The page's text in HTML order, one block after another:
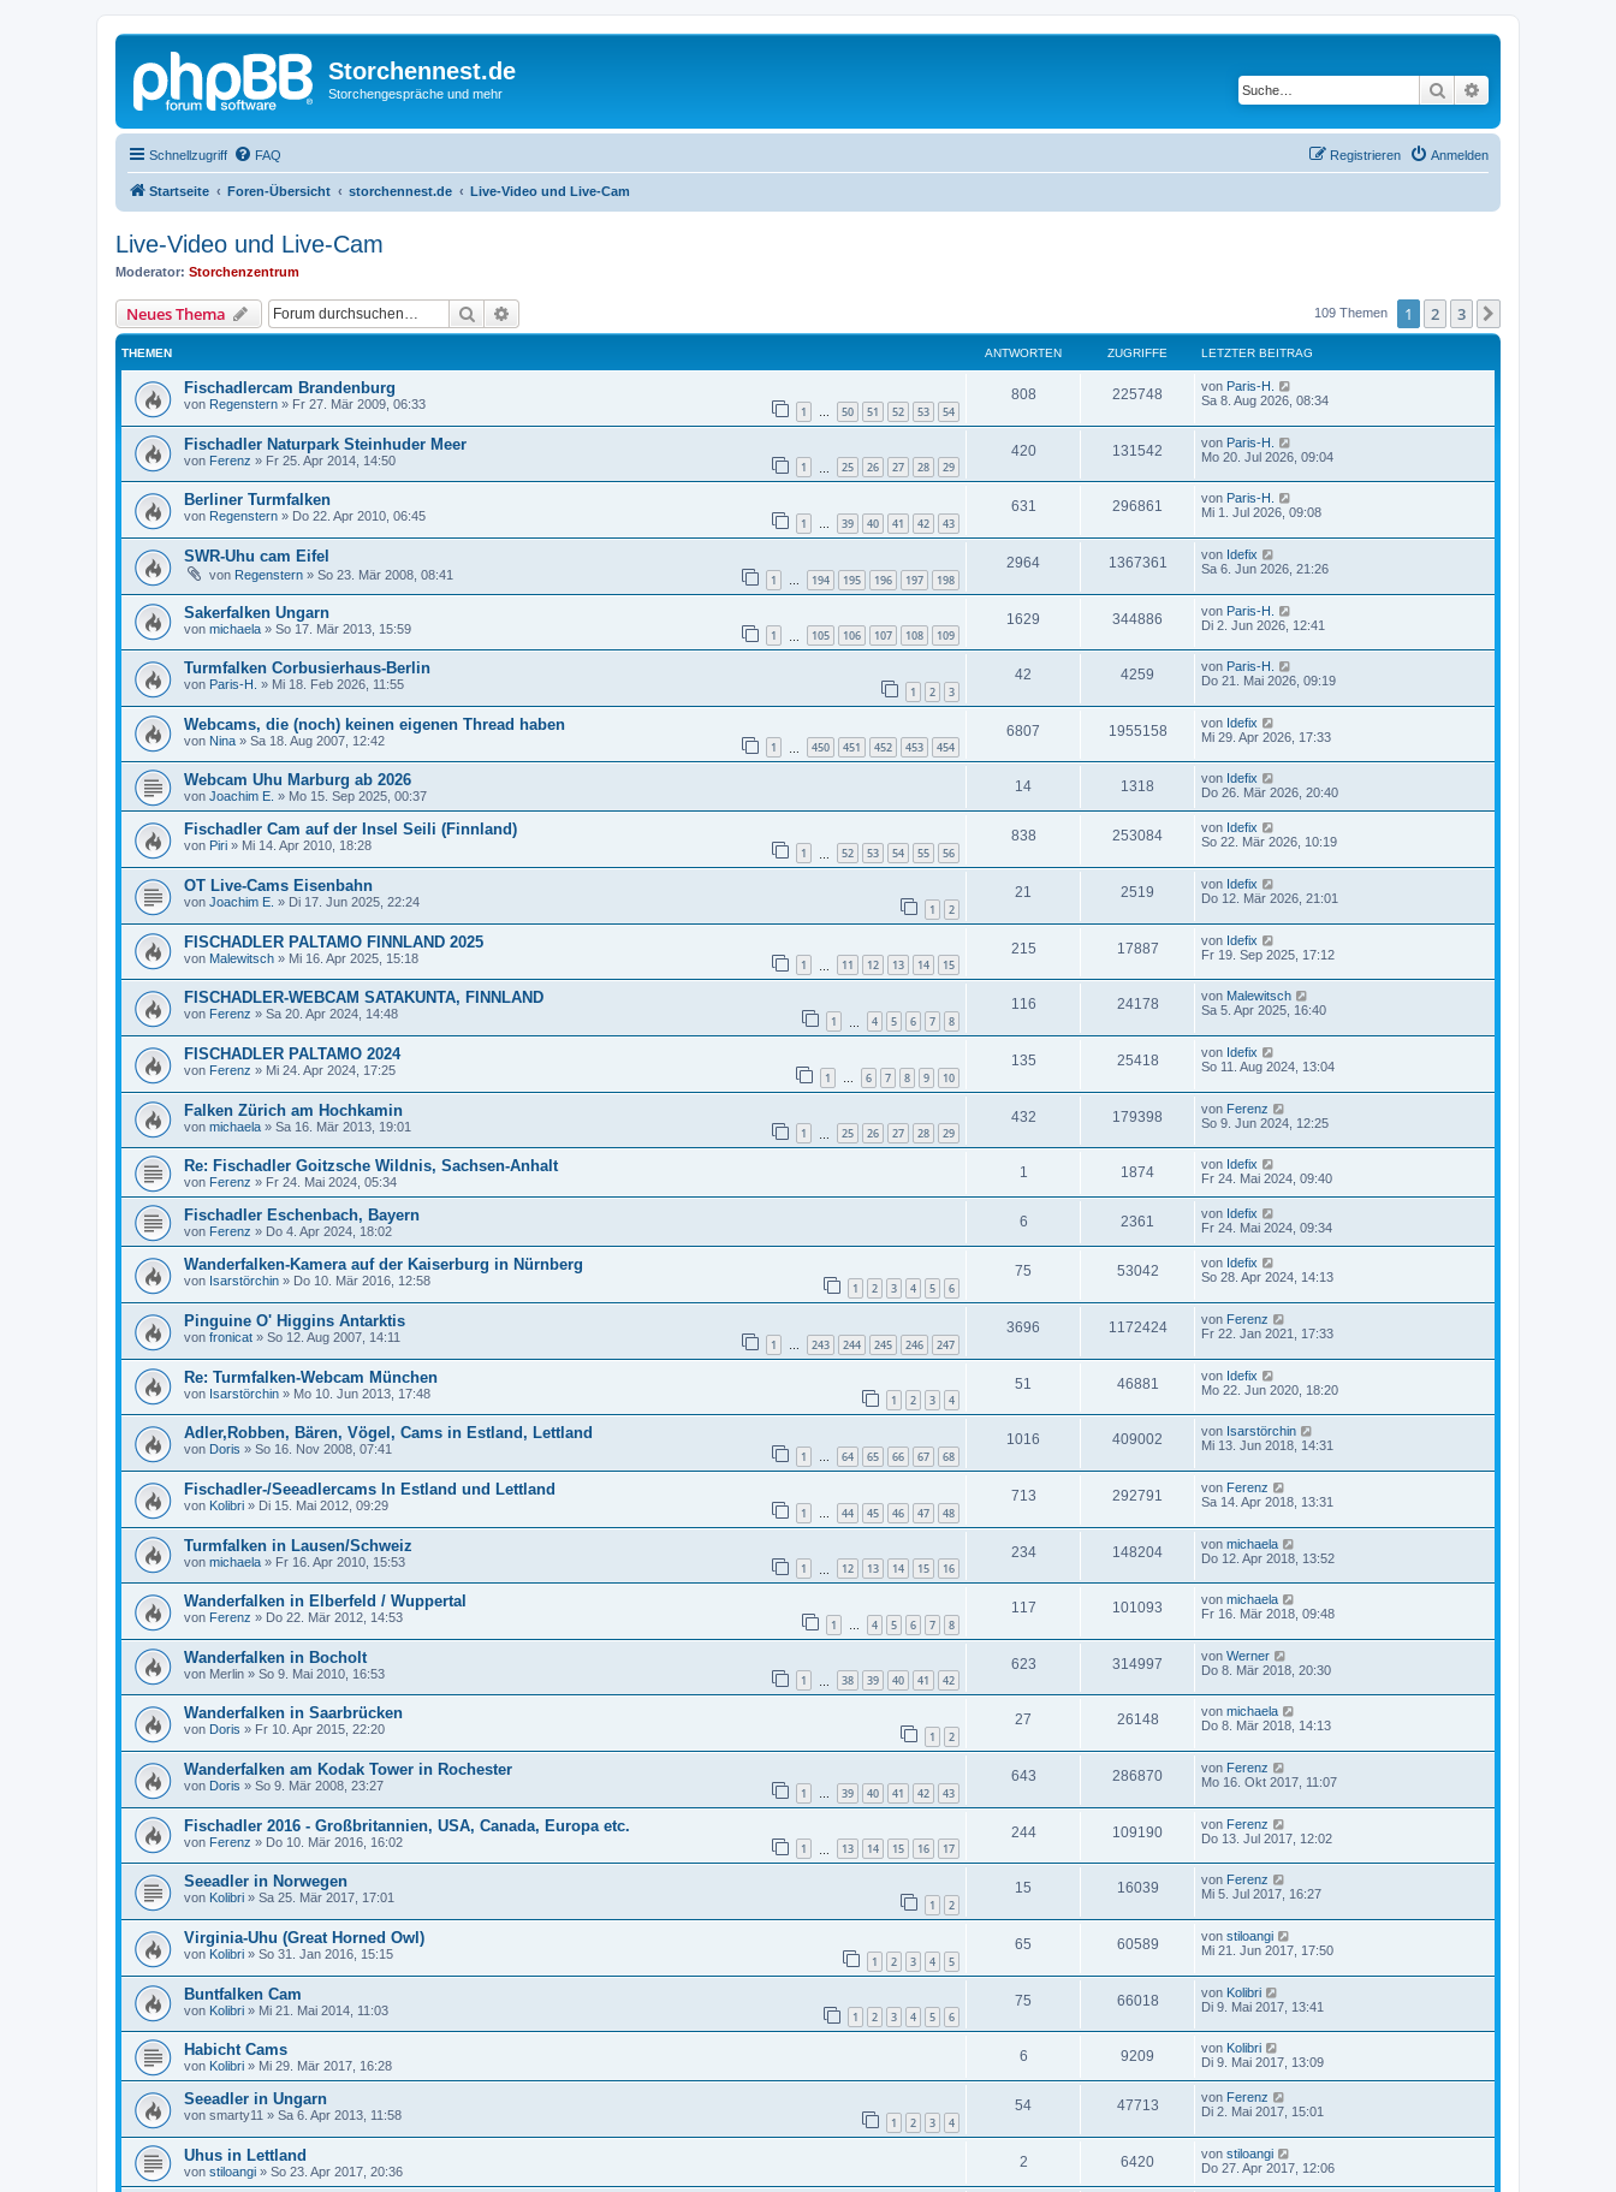
Storchennest.de
Storchengespräche und mehr Suche
Schnellzugriff FAQ Anmelden
Registrieren
Startseite Foren-Übersicht storchennest.de Live-Video und Live-Cam
Live-Video und Live-Cam
Moderator: Storchenzentrum
Neues Thema Suche 109 Themen 1 2 3
THEMEN ANTWORTEN ZUGRIFFE LETZTER BEITRAG
Fischadlercam Brandenburg
von Regenstern » Fr 27. Mär 2009, 06:33 1 … 50 51 52 53 54
808 225748 von Paris-H.
Sa 8. Aug 2026, 08:34
Fischadler Naturpark Steinhuder Meer
von Ferenz » Fr 25. Apr 2014, 14:50 1 25 26 27 28 29
420 131542 von Paris-H.
Mo 20. Jul 2026, 09:04
Berliner Turmfalken
von Regenstern » Do 22. Apr 2010, 06:45 1 … 39 40 41 42 43
631 296861 von Paris-H.
Mi 1. Jul 2026, 09:08
SWR-Uhu cam Eifel
von Regenstern » So 23. Mär 2008, 08:41 1 … 194 195 196 197 198
2964 1367361 von Idefix
Sa 6. Jun 2026, 21:26
Sakerfalken Ungarn
von michaela » So 17. Mär 2013, 15:59 1 105 106 107 108 109
1629 344886 von Paris-H.
Di 2. Jun 2026, 12:41
Turmfalken Corbusierhaus-Berlin
von Paris-H. » Mi 18. Feb 2026, 11:55 1 2 3
42 4259 von Paris-H.
Do 21. Mai 2026, 09:19
Webcams, die (noch) keinen eigenen Thread haben
von Nina » Sa 18. Aug 2007, 12:42 1 450 451 452 453 454
6807 1955158 von Idefix
Mi 29. Apr 2026, 17:33
Webcam Uhu Marburg ab 2026
von Joachim E. » Mo 15. Sep 2025, 00:37
14 1318 von Idefix
Do 26. Mär 2026, 20:40
Fischadler Cam auf der Insel Seili (Finnland)
von Piri » Mi 14. Apr 2010, 18:28 1 52 53 54 55 56
838 253084 von Idefix
So 22. Mär 2026, 10:19
OT Live-Cams Eisenbahn
von Joachim E. » Di 17. Jun 2025, 22:24 1 2
21 2519 von Idefix
Do 12. Mär 2026, 21:01
FISCHADLER PALTAMO FINNLAND 2025
von Malewitsch » Mi 16. Apr 2025, 15:18 1 11 12 13 14 15
215 17887 von Idefix
Fr 19. Sep 2025, 17:12
FISCHADLER-WEBCAM SATAKUNTA, FINNLAND
von Ferenz » Sa 20. Apr 2024, 14:48 1 4 5 6 7 8
116 24178 von Malewitsch
Sa 5. Apr 2025, 16:40
FISCHADLER PALTAMO 2024
von Ferenz » Mi 24. Apr 2024, 17:25 1 … 6 7 8 9 10
135 25418 von Idefix
So 11. Aug 2024, 13:04
Falken Zürich am Hochkamin
von michaela » Sa 16. Mär 2013, 19:01 1 25 26 27 28 29
432 179398 von Ferenz
So 9. Jun 2024, 12:25
Re: Fischadler Goitzsche Wildnis, Sachsen-Anhalt
von Ferenz » Fr 24. Mai 2024, 05:34
1 1874 von Idefix
Fr 24. Mai 2024, 09:40
Fischadler Eschenbach, Bayern
von Ferenz » Do 4. Apr 2024, 18:02
6 2361 von Idefix
Fr 24. Mai 2024, 09:34
Wanderfalken-Kamera auf der Kaiserburg in Nürnberg
von Isarstörchin » Do 10. Mär 2016, 12:58 1 2 3 4 5 6
75 53042 von Idefix
So 28. Apr 2024, 14:13
Pinguine O' Higgins Antarktis
von fronicat » So 12. Aug 2007, 14:11 1 … 243 244 245 246 247
3696 1172424 von Ferenz
Fr 22. Jan 2021, 17:33
Re: Turmfalken-Webcam München
von Isarstörchin » Mo 10. Jun 2013, 17:48 1 2 3 4
51 46881 von Idefix
Mo 22. Jun 2020, 18:20
Adler,Robben, Bären, Vögel, Cams in Estland, Lettland
von Doris » So 16. Nov 2008, 07:41 1 … 64 65 66 67 68
1016 409002 von Isarstörchin
Mi 13. Jun 2018, 14:31
Fischadler-/Seeadlercams In Estland und Lettland
von Kolibri » Di 15. Mai 2012, 09:29 1 44 45 46 47 48
713 292791 von Ferenz
Sa 14. Apr 2018, 13:31
Turmfalken in Lausen/Schweiz
von michaela » Fr 16. Apr 2010, 15:53 1 12 13 14 15 16
234 148204 von michaela
Do 12. Apr 2018, 13:52
Wanderfalken in Elberfeld / Wuppertal
von Ferenz » Do 22. Mär 2012, 14:53 1 … 4 5 6 7 8
117 101093 von michaela
Fr 16. Mär 2018, 09:48
Wanderfalken in Bocholt
von Merlin » So 9. Mai 2010, 16:53 1 38 39 40 41 42
623 314997 von Werner
Do 8. Mär 2018, 20:30
Wanderfalken in Saarbrücken
von Doris » Fr 10. Apr 2015, 22:20 1 2
27 26148 von michaela
Do 8. Mär 2018, 14:13
Wanderfalken am Kodak Tower in Rochester
von Doris » So 9. Mär 2008, 23:27 1 … 39 40 41 42 43
643 286870 von Ferenz
Mo 16. Okt 2017, 11:07
Fischadler 2016 - Großbritannien, USA, Canada, Europa etc.
von Ferenz » Do 10. Mär 2016, 16:02 1 13 14 15 16 17
244 109190 von Ferenz
Do 13. Jul 2017, 12:02
Seeadler in Norwegen
von Kolibri » Sa 25. Mär 2017, 17:01 1 2
15 16039 von Ferenz
Mi 5. Jul 2017, 16:27
Virginia-Uhu (Great Horned Owl)
von Kolibri » So 31. Jan 2016, 15:15 1 2 3 4 5
65 60589 von stiloangi
Mi 21. Jun 2017, 17:50
Buntfalken Cam
von Kolibri » Mi 21. Mai 2014, 11:03 1 2 3 4 5 6
75 66018 von Kolibri
Di 9. Mai 2017, 13:41
Habicht Cams
von Kolibri » Mi 29. Mär 2017, 16:28
6 9209 von Kolibri
Di 9. Mai 2017, 13:09
Seeadler in Ungarn
von smarty11 » Sa 6. Apr 2013, 11:58 1 2 3 4
54 47713 von Ferenz
Di 2. Mai 2017, 15:01
Uhus in Lettland
von stiloangi » So 23. Apr 2017, 20:36
2 6420 von stiloangi
Do 27. Apr 2017, 12:06